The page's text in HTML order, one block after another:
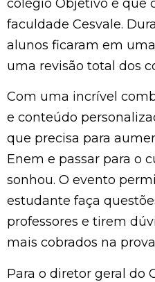
colégio Objetivo e que
faculdade Cesvale.
alunos ficaram em
uma revisão total dos
Com uma incrível
e conteúdo
que precisa para
Enem e passar para o
sonhou. O evento
estudante faça
professores e tirem
mais cobrados na
Para o diretor geral do